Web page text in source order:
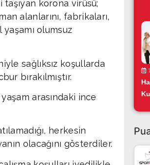
korona virüsü;
alanlarını, fabrikaları,
olumsuz
sağlıksız koşullarda
bırakılmıştır.
arasındaki ince
herkesin
olacağını gösterdiler.